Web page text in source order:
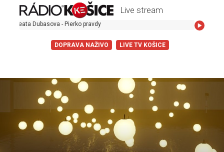
Live stream
- Pierko pravdy
DOPRAVA NAŽIVO LIVE TV KOŠICE